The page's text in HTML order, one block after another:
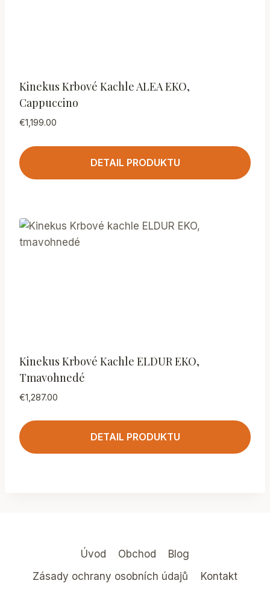
Kinekus Krbové Kachle ALEA EKO,
Cappuccino
€1,199.00
DETAIL PRODUKTU
Kinekus Krbové Kachle ELDUR EKO,
Tmavohnedé
€1,287.00
DETAIL PRODUKTU
Úvod Obchod
Blog
Zásady ochrany osobních údajů
Kontakt